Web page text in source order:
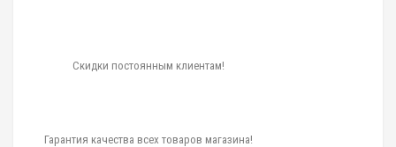
Скидки постоянным клиентам!
Гарантия качества всех товаров магазина!